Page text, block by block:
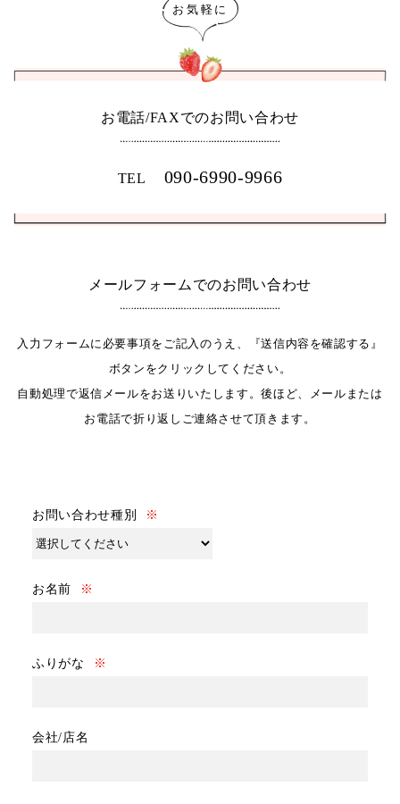
お電話/FAXでのお問い合わせ
TEL 090-6990-9966
メールフォームでのお問い合わせ
入力フォームに必要事項をご記入のうえ、『送信内容を確認する』
ボタンをクリックしてください。
自動処理で返信メールをお送りいたします。後ほど、メールまたは
お電話で折り返しご連絡させて頂きます。
お問い合わせ種別 ※
お名前 ※
ふりがな ※
会社/店名